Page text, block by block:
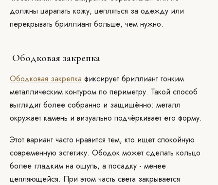
должны царапать кожу, цепляться за одежду или
перекрывать бриллиант больше, чем нужно.
Ободковая закрепка
Ободковая закрепка фиксирует бриллиант тонким
металлическим контуром по периметру. Такой способ
выглядит более собранно и защищённо: металл
окружает камень и визуально подчёркивает его форму.
Этот вариант часто нравится тем, кто ищет спокойную
современную эстетику. Ободок может сделать кольцо
более гладким на ощупь, а посадку - менее
цепляющейся. При этом часть света закрывается